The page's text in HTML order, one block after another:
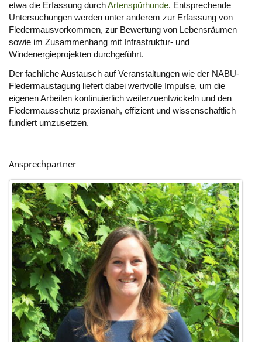
etwa die Erfassung durchArtenspürhunde. Entsprechende
Untersuchungen werden unter anderem zur Erfassung von
Fledermausvorkommen, zur Bewertung von Lebensräumen
sowie im Zusammenhang mit Infrastruktur- und
Windenergieprojekten durchgeführt.
Der fachliche Austausch auf Veranstaltungen wie der NABU-
Fledermaustagung liefert dabei wertvolle Impulse, um die
eigenen Arbeiten kontinuierlich weiterzuentwickeln und den
Fledermausschutz praxisnah, effizient und wissenschaftlich
fundiert umzusetzen.
Ansprechpartner